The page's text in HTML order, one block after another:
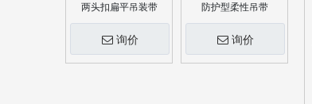
两头扣扁平吊装带
询价
防护型柔性吊带
询价